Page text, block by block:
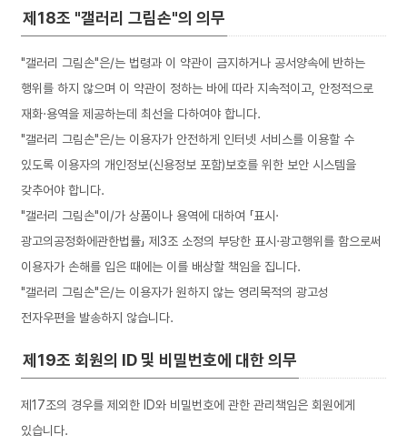
제18조 "갤러리 그림손"의 의무
"갤러리 그림손"은/는 법령과 이 약관이 금지하거나 공서양속에 반하는
행위를 하지 않으며 이 약관이 정하는 바에 따라 지속적이고, 안정적으로
재화·용역을 제공하는데 최선을 다하여야 합니다.
"갤러리 그림손"은/는 이용자가 안전하게 인터넷 서비스를 이용할 수
있도록 이용자의 개인정보(신용정보 포함)보호를 위한 보안 시스템을
갖추어야 합니다.
"갤러리 그림손"이/가 상품이나 용역에 대하여 「표시·
광고의공정화에관한법률」 제3조 소정의 부당한 표시·광고행위를 함으로써
이용자가 손해를 입은 때에는 이를 배상할 책임을 집니다.
"갤러리 그림손"은/는 이용자가 원하지 않는 영리목적의 광고성
전자우편을 발송하지 않습니다.
제19조 회원의 ID 및 비밀번호에 대한 의무
제17조의 경우를 제외한 ID와 비밀번호에 관한 관리책임은 회원에게
있습니다.